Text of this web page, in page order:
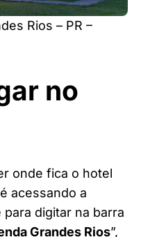
Rios – PR –
no
onde fica o hotel
acessando a
para digitar na barra
Grandes Rios”,